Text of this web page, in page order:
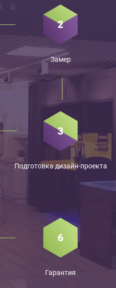
Замер
Подготовка дизайн-проекта
Гарантия